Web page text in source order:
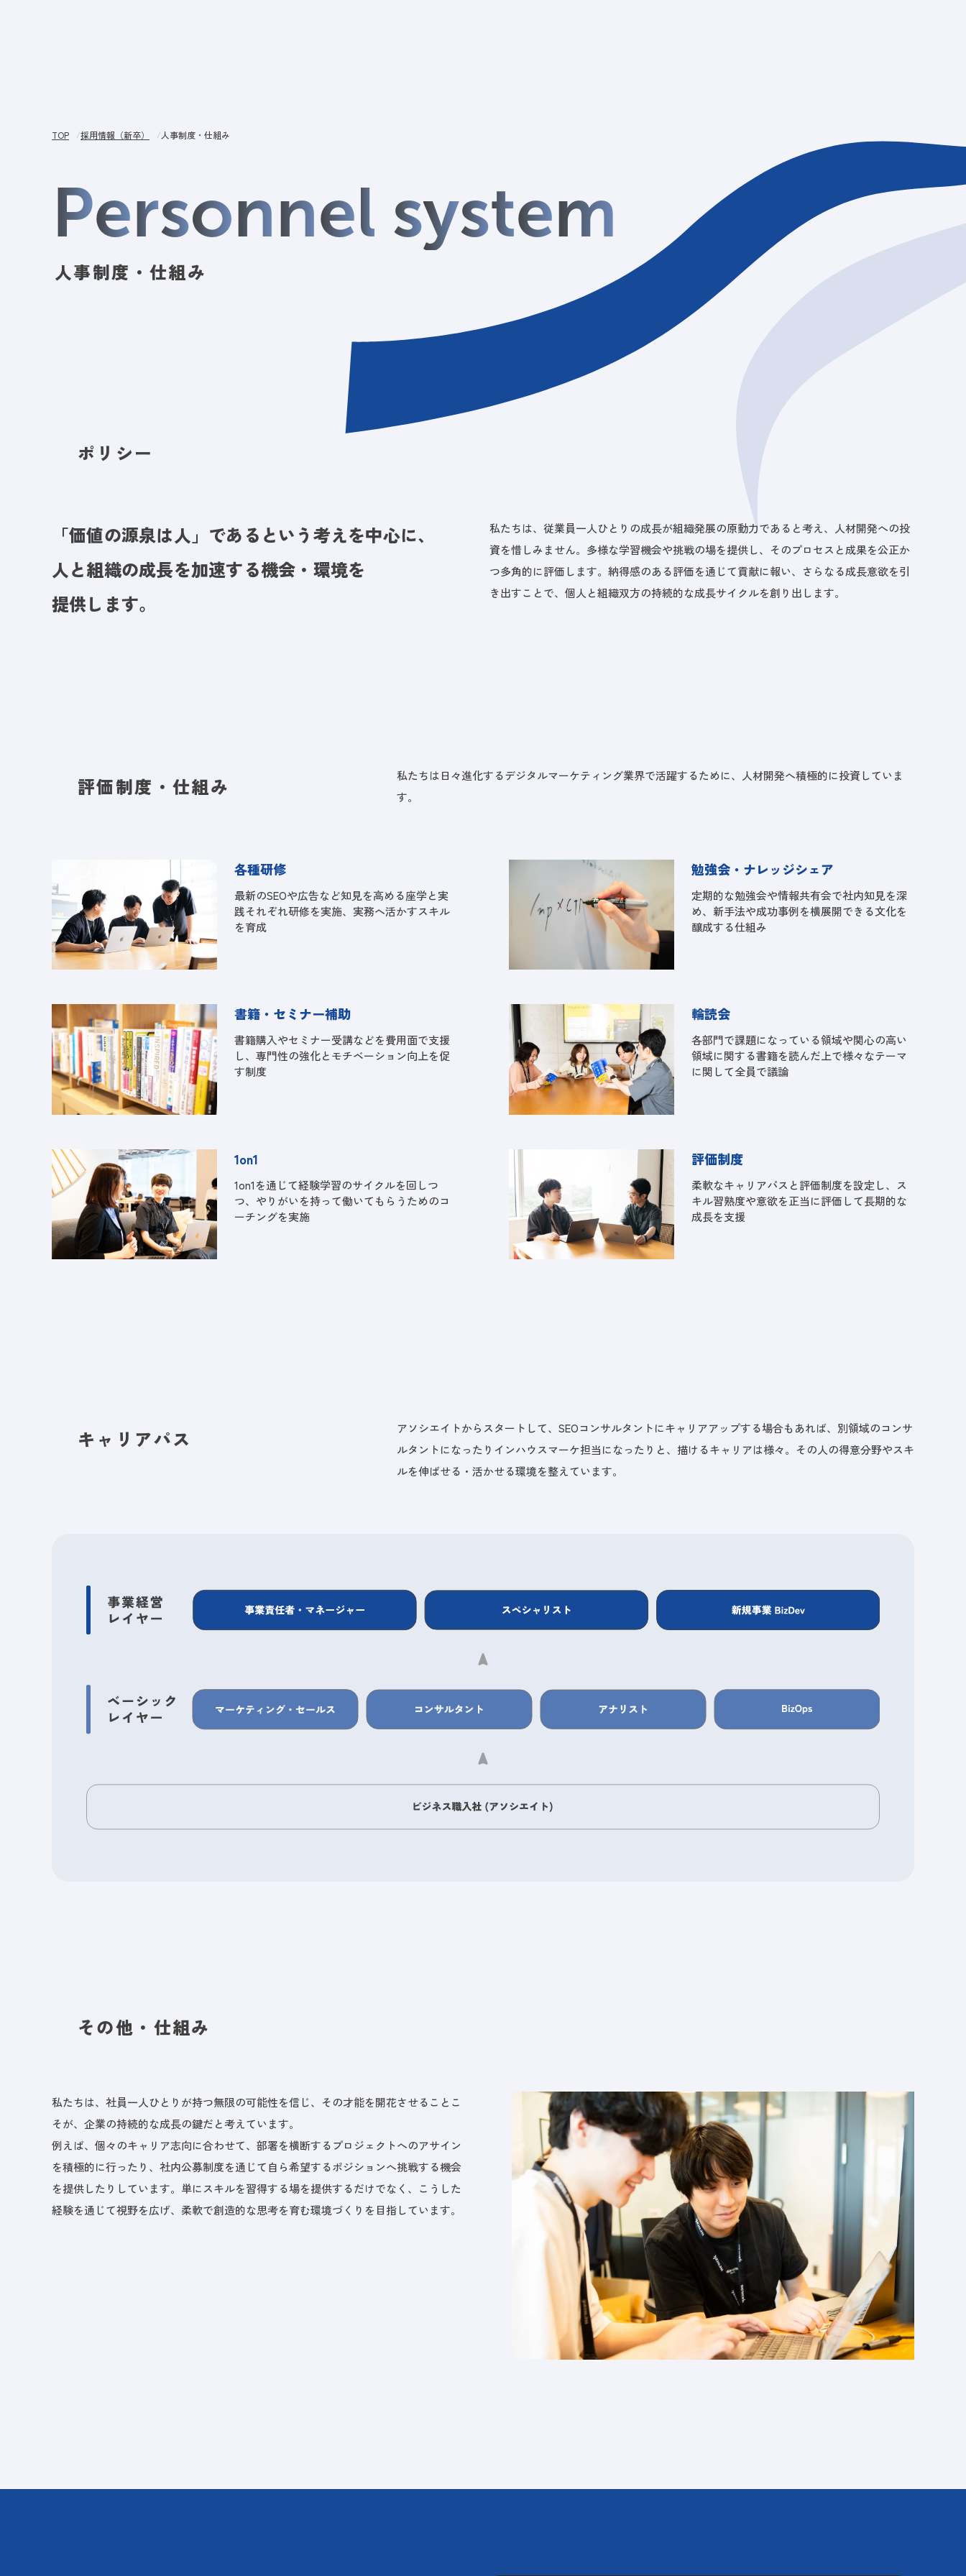
TOP 採用情報（新卒） 人事制度・仕組み
Personnel system
人事制度・仕組み
ポリシー
「価値の源泉は人」であるという考えを中心に、
人と組織の成長を加速する機会・環境を
提供します。
私たちは、従業員一人ひとりの成長が組織発展の原動力であると考え、人材開発への投
資を惜しみません。多様な学習機会や挑戦の場を提供し、そのプロセスと成果を公正か
つ多角的に評価します。納得感のある評価を通じて貢献に報い、さらなる成長意欲を引
き出すことで、個人と組織双方の持続的な成長サイクルを創り出します。
評価制度・仕組み
私たちは日々進化するデジタルマーケティング業界で活躍するために、人材開発へ積極的に投資していま
す。
各種研修
最新のSEOや広告など知見を高める座学と実
践それぞれ研修を実施、実務へ活かすスキル
を育成
勉強会・ナレッジシェア
定期的な勉強会や情報共有会で社内知見を深
め、新手法や成功事例を横展開できる文化を
醸成する仕組み
書籍・セミナー補助
書籍購入やセミナー受講などを費用面で支援
し、専門性の強化とモチベーション向上を促
す制度
輪読会
各部門で課題になっている領域や関心の高い
領域に関する書籍を読んだ上で様々なテーマ
に関して全員で議論
1on1
1on1を通じて経験学習のサイクルを回しつ
つ、やりがいを持って働いてもらうためのコ
ーチングを実施
評価制度
柔軟なキャリアパスと評価制度を設定し、ス
キル習熟度や意欲を正当に評価して長期的な
成長を支援
キャリアパス
アソシエイトからスタートして、SEOコンサルタントにキャリアアップする場合もあれば、別領域のコンサ
ルタントになったりインハウスマーケ担当になったりと、描けるキャリアは様々。その人の得意分野やスキ
ルを伸ばせる・活かせる環境を整えています。
その他・仕組み
私たちは、社員一人ひとりが持つ無限の可能性を信じ、その才能を開花させることこ
そが、企業の持続的な成長の鍵だと考えています。
例えば、個々のキャリア志向に合わせて、部署を横断するプロジェクトへのアサイン
を積極的に行ったり、社内公募制度を通じて自ら希望するポジションへ挑戦する機会
を提供したりしています。単にスキルを習得する場を提供するだけでなく、こうした
経験を通じて視野を広げ、柔軟で創造的な思考を育む環境づくりを目指しています。